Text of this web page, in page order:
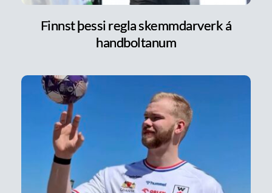
Finnst þessi regla skemmdarverk á
handboltanum